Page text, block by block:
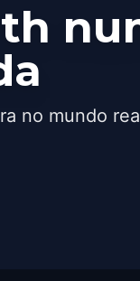
no mundo